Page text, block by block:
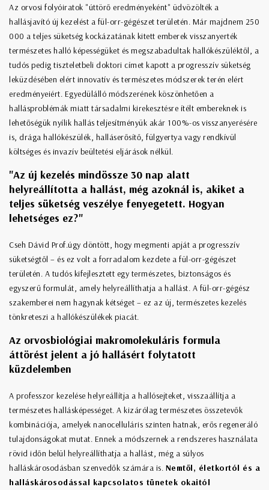
Az orvosi folyóiratok "úttörő eredményeként" üdvözölték a
hallásjavító új kezelést a fül-orr-gégészet területén. Már majdnem 250
000 a teljes süketség kockázatának kitett emberek visszanyerték
természetes halló képességüket és megszabadultak hallókészüléktől, a
tudós pedig tiszteletbeli doktori címet kapott a progresszív süketség
leküzdésében elért innovatív és természetes módszerek terén elért
eredményeiért. Egyedülálló módszerének köszönhetően a
hallásproblémák miatt társadalmi kirekesztésre ítélt embereknek is
lehetőségük nyílik hallás teljesítményük akár 100%-os visszanyerésére
is, drága hallókészülék, halláserősítő, fülgyertya vagy rendkívül
költséges és invazív beültetési eljárások nélkül.
"Az új kezelés mindössze 30 nap alatt
helyreállította a hallást, még azoknál is, akiket a
teljes süketség veszélye fenyegetett. Hogyan
lehetséges ez?"
Cseh Dávid Prof.úgy döntött, hogy megmenti apját a progresszív
süketségtől – és ez volt a forradalom kezdete a fül-orr-gégészet
területén. A tudós kifejlesztett egy természetes, biztonságos és
egyszerű formulát, amely helyreállíthatja a hallást. A fül-orr-gégész
szakemberei nem hagynak kétséget – ez az új, természetes kezelés
tönkreteszi a hallókészülékek piacát.
Az orvosbiológiai makromolekuláris formula
áttörést jelent a jó hallásért folytatott
küzdelemben
A professzor kezelése helyreállítja a hallósejteket, visszaállítja a
természetes hallásképességet. A kizárólag természetes összetevők
kombinációja, amelyek nanocelluláris szinten hatnak, erős regeneráló
tulajdonságokat mutat. Ennek a módszernek a rendszeres használata
rövid időn belül helyreállíthatja a hallást, még a súlyos
halláskárosodásban szenvedők számára is. Nemtől, életkortól és a
halláskárosodással kapcsolatos tünetek okaitól